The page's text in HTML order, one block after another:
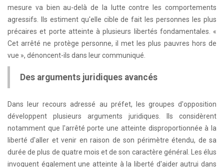
mesure va bien au-delà de la lutte contre les comportements
agressifs. Ils estiment qu'elle cible de fait les personnes les plus
précaires et porte atteinte à plusieurs libertés fondamentales. «
Cet arrêté ne protège personne, il met les plus pauvres hors de
vue », dénoncent-ils dans leur communiqué.
Des arguments juridiques avancés
Dans leur recours adressé au préfet, les groupes d'opposition
développent plusieurs arguments juridiques. Ils considèrent
notamment que l'arrêté porte une atteinte disproportionnée à la
liberté d'aller et venir en raison de son périmètre étendu, de sa
durée de plus de quatre mois et de son caractère général. Les élus
invoquent également une atteinte à la liberté d'aider autrui dans